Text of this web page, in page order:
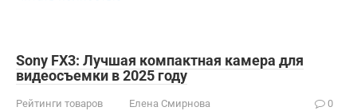
Sony FX3: Лучшая компактная камера для
видеосъемки в 2025 году
Рейтинги товаров Елена Смирнова 0